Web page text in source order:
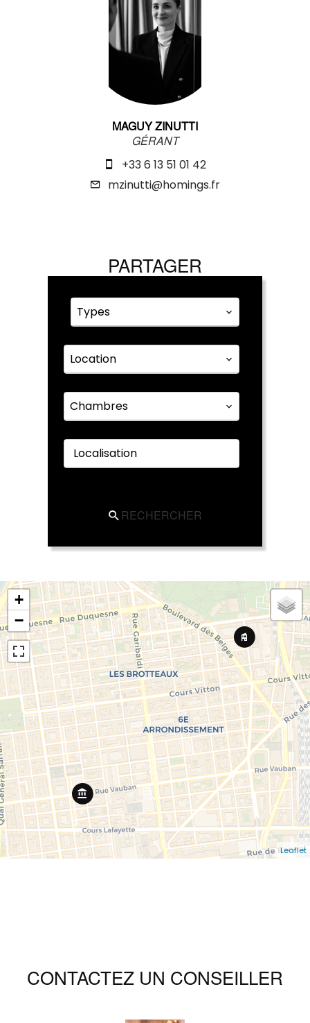
MAGUY ZINUTTI
GÉRANT
+33 6 13 51 01 42
mzinutti@homings.fr
PARTAGER
Types
Location
Chambres
Localisation
RECHERCHER
+
−
Leaflet
CONTACTEZ UN CONSEILLER